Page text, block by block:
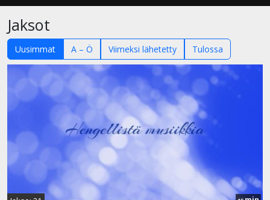
Jaksot
Uusimmat A – Ö Viimeksi lähetetty Tulossa